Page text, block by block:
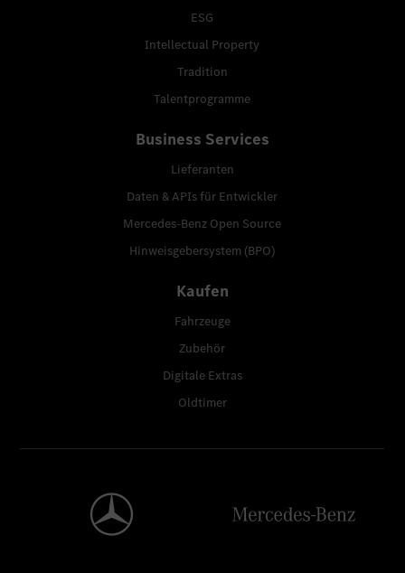
ESG
Intellectual Property
Tradition
Talentprogramme
Business Services
Lieferanten
Daten & APIs für Entwickler
Mercedes-Benz Open Source
Hinweisgebersystem (BPO)
Kaufen
Fahrzeuge
Zubehör
Digitale Extras
Oldtimer